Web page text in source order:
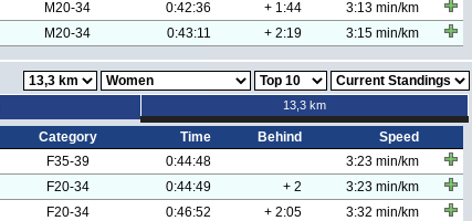
M20-34 0:42:36 + 1:44
3:13 min/km
M20-34 0:43:11 + 2:19 3:15 min/km
13,3 km
Category Time Behind
Speed
F35-39 0:44:48
3:23 min/km
F20-34 0:44:49 + 2
3:23 min/km
F20-34 0:46:52 + 2:05
3:32 min/km